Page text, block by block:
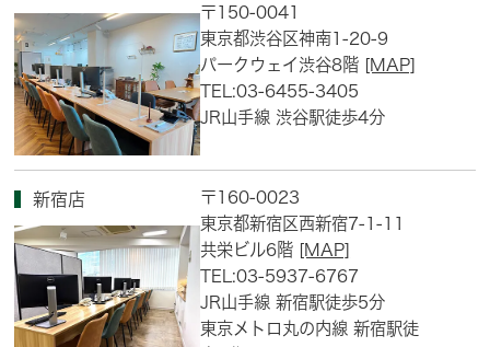
〒150-0041
東京都渋谷区神南1-20-9
パークウェイ渋谷8階 [MAP]
TEL:03-6455-3405
JR山手線 渋谷駅徒歩4分
新宿店
〒160-0023
東京都新宿区西新宿7-1-11
共栄ビル6階 [MAP]
TEL:03-5937-6767
JR山手線 新宿駅徒歩5分
東京メトロ丸の内線 新宿駅徒